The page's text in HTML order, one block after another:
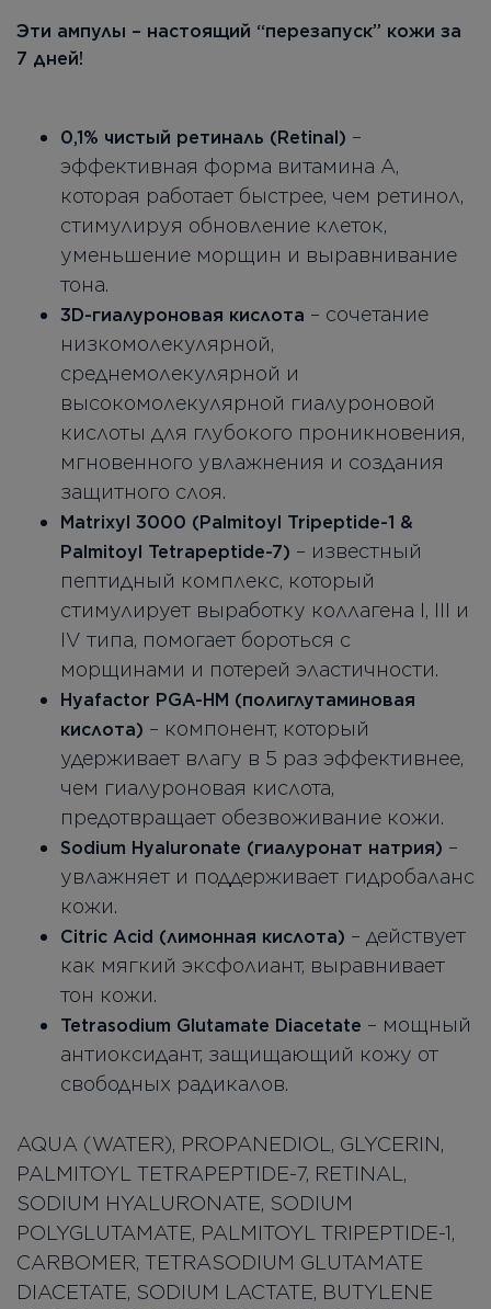
Эти ампулы – настоящий “перезапуск” кожи за
7 дней!
0,1% чистый ретиналь (Retinal) –
эффективная форма витамина А,
которая работает быстрее, чем ретинол,
стимулируя обновление клеток,
уменьшение морщин и выравнивание
тона.
3D-гиалуроновая кислота – сочетание
низкомолекулярной,
среднемолекулярной и
высокомолекулярной гиалуроновой
кислоты для глубокого проникновения,
мгновенного увлажнения и создания
защитного слоя.
Matrixyl 3000 (Palmitoyl Tripeptide-1 &
Palmitoyl Tetrapeptide-7) – известный
пептидный комплекс, который
стимулирует выработку коллагена I, III и
IV типа, помогает бороться с
морщинами и потерей эластичности.
Hyafactor PGA-HM (полиглутаминовая
кислота) – компонент, который
удерживает влагу в 5 раз эффективнее,
чем гиалуроновая кислота,
предотвращает обезвоживание кожи.
Sodium Hyaluronate (гиалуронат натрия) –
увлажняет и поддерживает гидробаланс
кожи.
Citric Acid (лимонная кислота) – действует
как мягкий эксфолиант, выравнивает
тон кожи.
Tetrasodium Glutamate Diacetate – мощный
антиоксидант, защищающий кожу от
свободных радикалов.
AQUA (WATER), PROPANEDIOL, GLYCERIN,
PALMITOYL TETRAPEPTIDE-7, RETINAL,
SODIUM HYALURONATE, SODIUM
POLYGLUTAMATE, PALMITOYL TRIPEPTIDE-1,
CARBOMER, TETRASODIUM GLUTAMATE
DIACETATE, SODIUM LACTATE, BUTYLENE